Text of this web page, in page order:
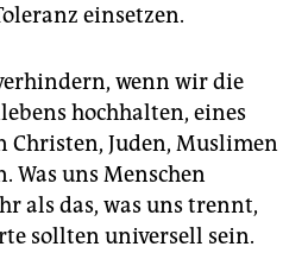
einsetzen.
wenn wir die
hochhalten, eines
Christen, Juden, Muslimen
Was uns Menschen
als das, was uns trennt,
sollten universell sein.